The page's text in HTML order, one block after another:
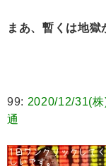
まあ、暫くは地獄
99: 2020/12/31(
通